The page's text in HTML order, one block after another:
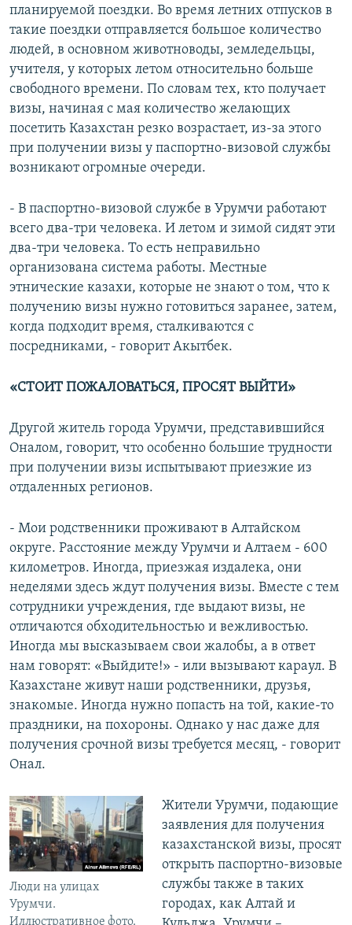
планируемой поездки. Во время летних отпусков в
такие поездки отправляется большое количество
людей, в основном животноводы, земледельцы,
учителя, у которых летом относительно больше
свободного времени. По словам тех, кто получает
визы, начиная с мая количество желающих
посетить Казахстан резко возрастает, из-за этого
при получении визы у паспортно-визовой службы
возникают огромные очереди.
- В паспортно-визовой службе в Урумчи работают
всего два-три человека. И летом и зимой сидят эти
два-три человека. То есть неправильно
организована система работы. Местные
этнические казахи, которые не знают о том, что к
получению визы нужно готовиться заранее, затем,
когда подходит время, сталкиваются с
посредниками, - говорит Акытбек.
«СТОИТ ПОЖАЛОВАТЬСЯ, ПРОСЯТ ВЫЙТИ»
Другой житель города Урумчи, представившийся
Оналом, говорит, что особенно большие трудности
при получении визы испытывают приезжие из
отдаленных регионов.
- Мои родственники проживают в Алтайском
округе. Расстояние между Урумчи и Алтаем - 600
километров. Иногда, приезжая издалека, они
неделями здесь ждут получения визы. Вместе с тем
сотрудники учреждения, где выдают визы, не
отличаются обходительностью и вежливостью.
Иногда мы высказываем свои жалобы, а в ответ
нам говорят: «Выйдите!» - или вызывают караул. В
Казахстане живут наши родственники, друзья,
знакомые. Иногда нужно попасть на той, какие-то
праздники, на похороны. Однако у нас даже для
получения срочной визы требуется месяц, - говорит
Онал.
Люди на улицах
Урумчи.
Иллюстративное фото.
Жители Урумчи, подающие
заявления для получения
казахстанской визы, просят
открыть паспортно-визовые
службы также в таких
городах, как Алтай и